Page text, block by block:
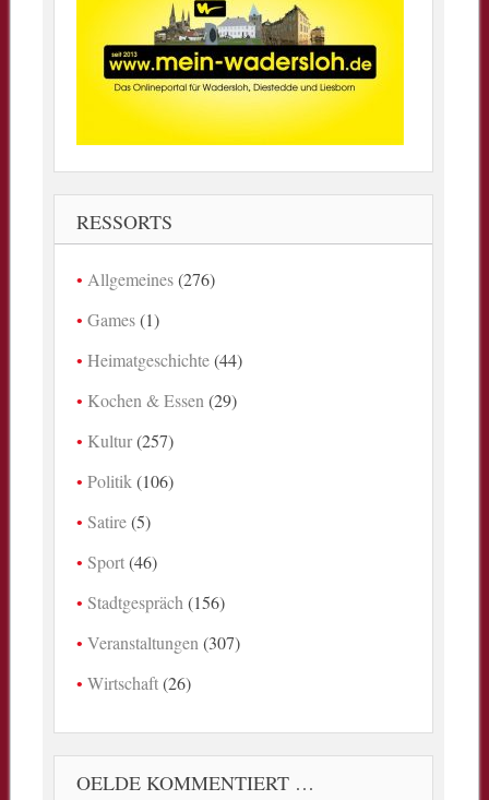
RESSORTS
Allgemeines(276)
Games(1)
Heimatgeschichte(44)
Kochen & Essen (29)
Kultur(257)
Politik (106)
Satire(5)
Sport(46)
Stadtgespräch (156)
Veranstaltungen (307)
Wirtschaft(26)
OELDE KOMMENTIERT …